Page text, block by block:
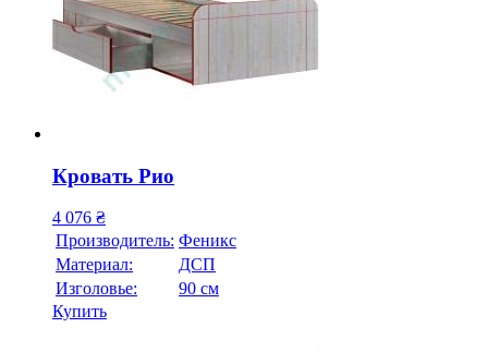
Кровать Рио
4 076 ₴
Производитель: Феникс
Материал:
ДСП
Изголовье:
90 см
Купить